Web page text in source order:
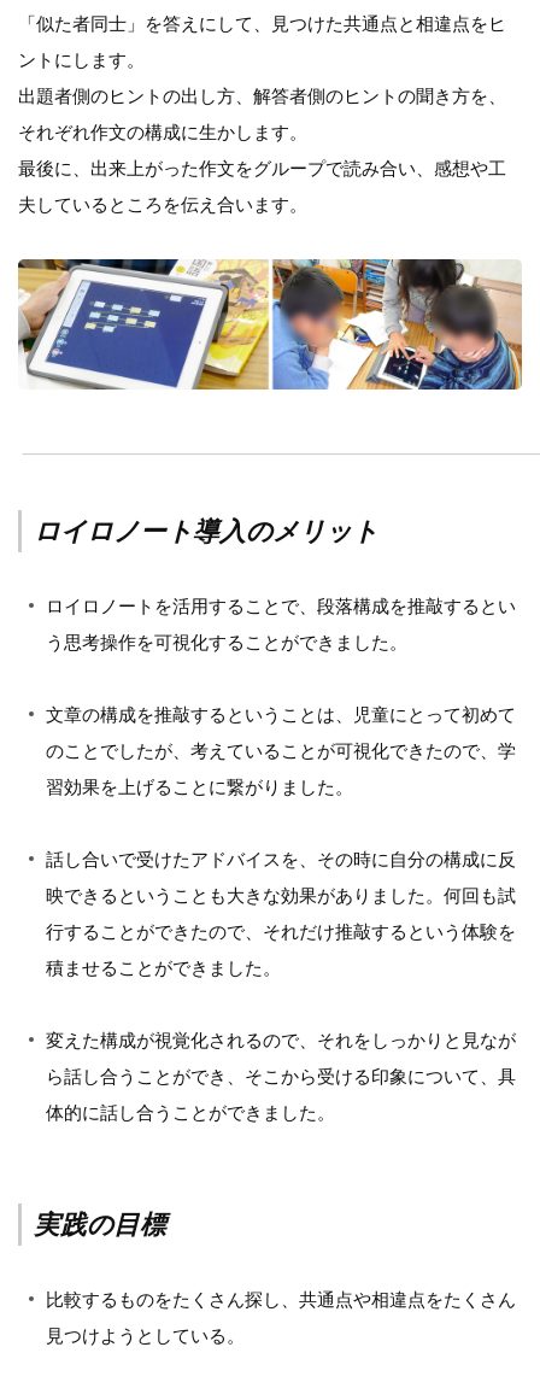
「似た者同士」を答えにして、見つけた共通点と相違点をヒ
ントにします。
出題者側のヒントの出し方、解答者側のヒントの聞き方を、
それぞれ作文の構成に生かします。
最後に、出来上がった作文をグループで読み合い、感想や工
夫しているところを伝え合います。
ロイロノート導入のメリット
ロイロノートを活用することで、段落構成を推敲するとい
う思考操作を可視化することができました。
文章の構成を推敲するということは、児童にとって初めて
のことでしたが、考えていることが可視化できたので、学
習効果を上げることに繋がりました。
話し合いで受けたアドバイスを、その時に自分の構成に反
映できるということも大きな効果がありました。何回も試
行することができたので、それだけ推敲するという体験を
積ませることができました。
変えた構成が視覚化されるので、それをしっかりと見なが
ら話し合うことができ、そこから受ける印象について、具
体的に話し合うことができました。
実践の目標
比較するものをたくさん探し、共通点や相違点をたくさん
見つけようとしている。